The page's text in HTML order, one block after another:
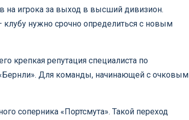
на игрока за выход в высший дивизион.
нужно срочно определиться с новым
крепкая репутация специалиста по
Для команды, начинающей с очковым
соперника «Портсмута». Такой переход